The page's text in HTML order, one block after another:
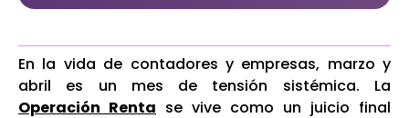
En la vida de contadores y empresas, marzo y
abril es un mes de tensión sistémica. La
Operación Renta se vive como un juicio final